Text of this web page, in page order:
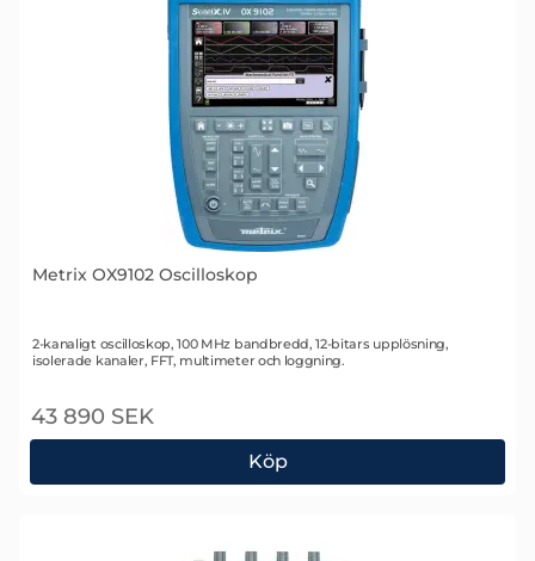
Metrix OX9102 Oscilloskop
Art. nr 2108
2-kanaligt oscilloskop, 100 MHz bandbredd, 12-bitars upplösning,
isolerade kanaler, FFT, multimeter och loggning.
43 890 SEK
Köp
Metrix OX9102 Oscilloskop